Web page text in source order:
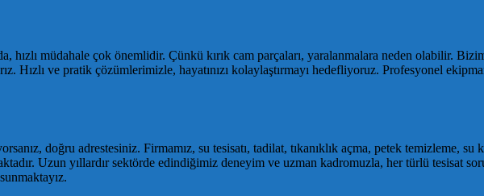
hızlı müdahale çok önemlidir. Çünkü kırık cam parçaları, yaralanmalara neden olabilir.
Hızlı ve pratik çözümlerimizle, hayatınızı kolaylaştırmayı hedefliyoruz. Profesyonel
doğru adrestesiniz. Firmamız, su tesisatı, tadilat, tıkanıklık açma, petek temizleme,
Uzun yıllardır sektörde edindiğimiz deneyim ve uzman kadromuzla, her türlü tesisat